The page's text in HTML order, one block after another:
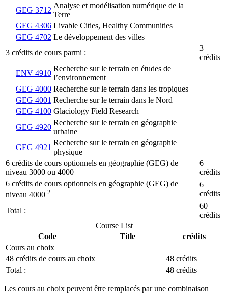
GEG 3712
Analyse et modélisation numérique de la
Terre
GEG 4306 Livable Cities, Healthy Communities
GEG 4702 Le développement des villes
3 crédits de cours parmi :
3
crédits
ENV 4910
Recherche sur le terrain en études de
l’environnement
GEG 4000 Recherche sur le terrain dans les tropiques
GEG 4001 Recherche sur le terrain dans le Nord
GEG 4100 Glaciology Field Research
GEG 4920
Recherche sur le terrain en géographie
urbaine
GEG 4921
Recherche sur le terrain en géographie
physique
6 crédits de cours optionnels en géographie (GEG) de
niveau 3000 ou 4000
6
crédits
6 crédits de cours optionnels en géographie (GEG) de
niveau 4000 2
6
crédits
Total :
60
crédits
Course List
Code
Title
crédits
Cours au choix
48 crédits de cours au choix
48 crédits
Total :
48 crédits
Les cours au choix peuvent être remplacés par une combinaison